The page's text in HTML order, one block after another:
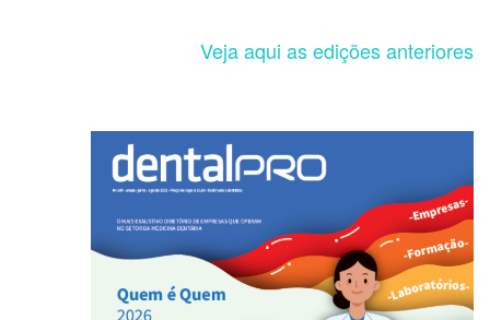
Veja aqui as edições anteriores